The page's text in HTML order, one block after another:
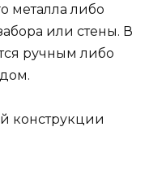
металла либо
или стены. В
ручным либо
конструкции